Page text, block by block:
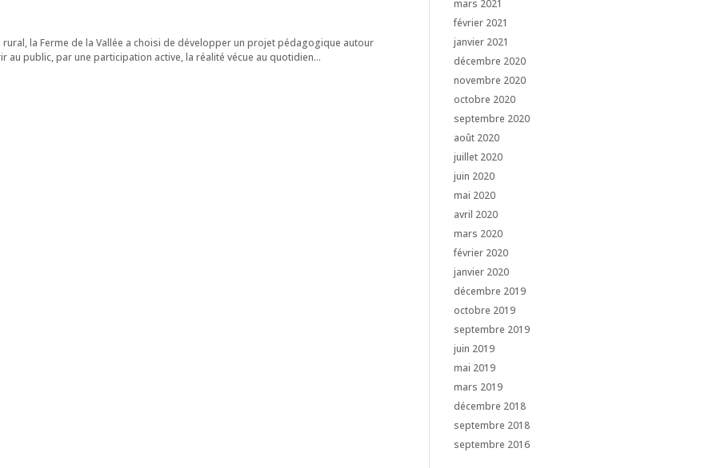
la Ferme de la Vallée a choisi de développer un projet pédagogique autour
au public, par une participation active, la réalité vécue au quotidien...
mars 2021
février 2021
janvier 2021
décembre 2020
novembre 2020
octobre 2020
septembre 2020
août 2020
juillet 2020
juin 2020
mai 2020
avril 2020
mars 2020
février 2020
janvier 2020
décembre 2019
octobre 2019
septembre 2019
juin 2019
mai 2019
mars 2019
décembre 2018
septembre 2018
septembre 2016